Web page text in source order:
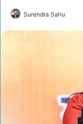
Surendra Sahu